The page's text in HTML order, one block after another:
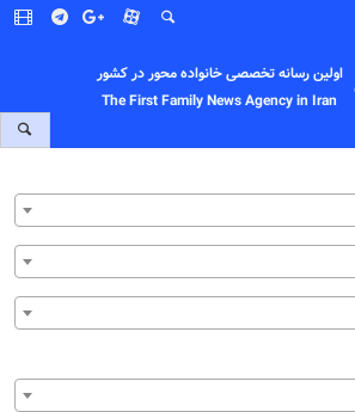
اولین رسانه تخصصی خانواده محور در کشور
The First Family News Agency in Iran